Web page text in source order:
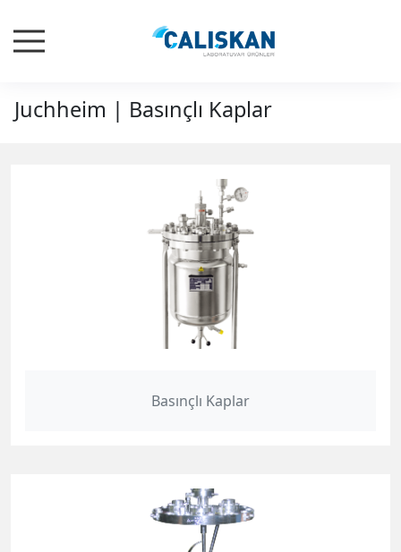
Juchheim | Basınçlı Kaplar
Basınçlı Kaplar